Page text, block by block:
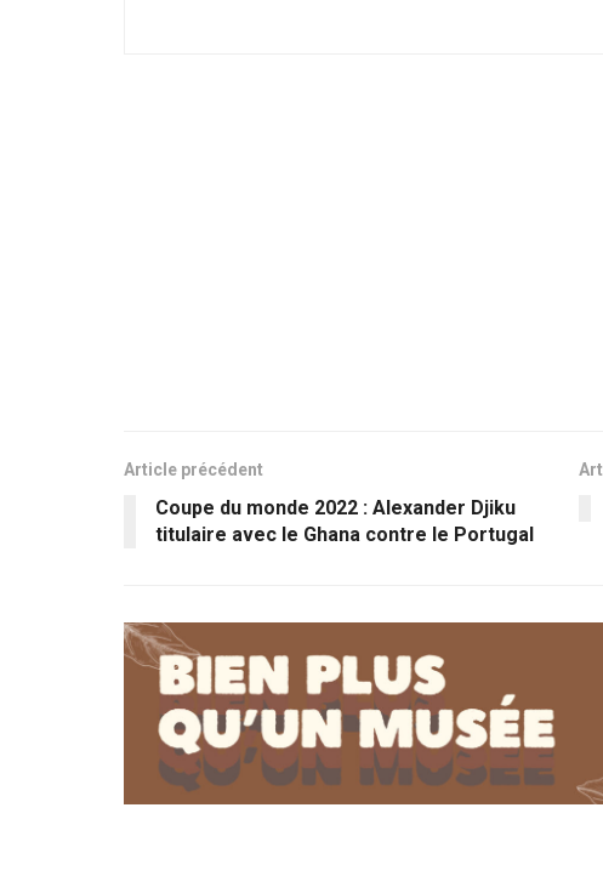
Article précédent
Coupe du monde 2022 : Alexander Djiku
titulaire avec le Ghana contre le Portugal